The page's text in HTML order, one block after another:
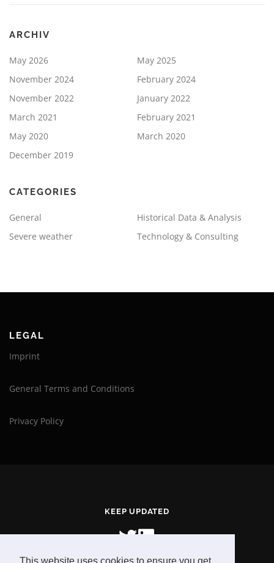
This website uses cookies to ensure you get
ARCHIV
May 2026
May 2025
November 2024
February 2024
November 2022
January 2022
March 2021
February 2021
May 2020
March 2020
December 2019
CATEGORIES
General
Historical Data & Analysis
Severe weather
Technology & Consulting
LEGAL
Imprint
General Terms and Conditions
Privacy Policy
KEEP UPDATED